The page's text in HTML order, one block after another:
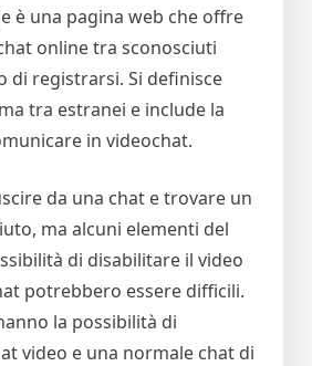
è una pagina web che offre
online tra sconosciuti
di registrarsi. Si definisce
tra estranei e include la
in videochat.
da una chat e trovare un
ma alcuni elementi del
di disabilitare il video
potrebbero essere difficili.
la possibilità di
video e una normale chat di